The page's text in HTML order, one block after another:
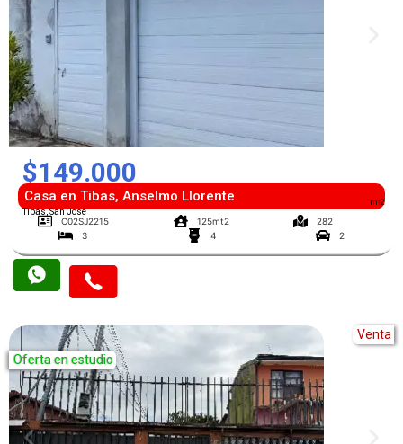
mt2
$149.000
Casa en Tibas, Anselmo Llorente
Tibás, San José
C02SJ2215 125mt2
282
3
4 2
Venta
Oferta en estudio